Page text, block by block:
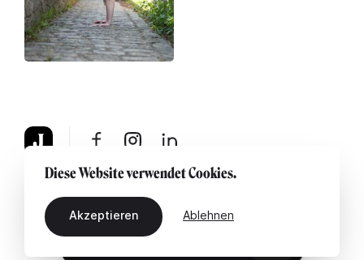
Über uns Rechtshinweis Kontaktiere uns
Diese Website verwendet Cookies.
Akzeptieren Ablehnen